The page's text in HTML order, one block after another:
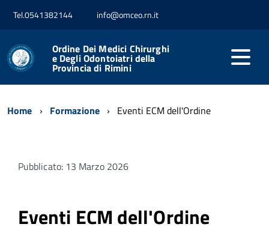
Tel.0541382144 info@omceo.rn.it
Ordine Dei Medici Chirurghi
e Degli Odontoiatri della
Provincia di Rimini
Home Formazione Eventi ECM dell'Ordine
Pubblicato: 13 Marzo 2026
Eventi ECM dell'Ordine